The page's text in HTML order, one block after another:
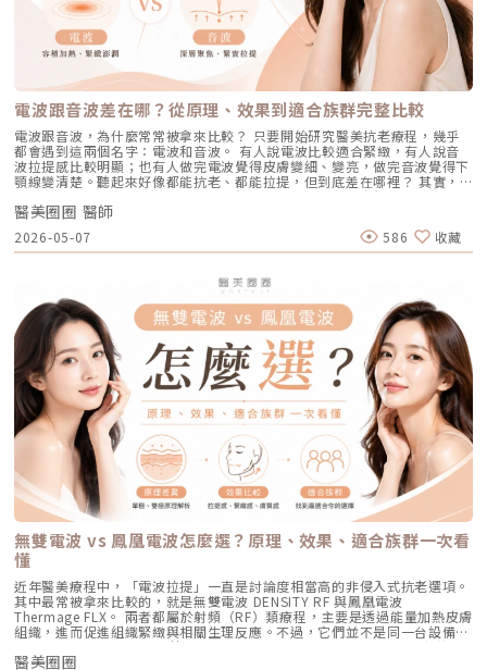
1726nm 波長針對的是「油脂」而非「黑色素」，因此適用於 Fitzpatrick
膚色分類的 I 到 VI 型（包含極深色肌膚），安全性極高。AviClear 戰痘雷
射 常見 QA 總整理在決定進行療程前，大家心中難免還有一些疑問。我們
整理了討論度最高的幾個問題：Q1：打 AviClear 戰痘雷射會痛嗎？需要敷
麻藥嗎？A：疼痛度極低，多數患者甚至不需要敷麻藥！怕痛的人有福了！
AviClear 搭載了專利的「AviCool™ 藍寶石冷卻技術」，探頭在雷射擊發的
前、中、後都會持續為肌膚表面降溫。治療過程中，主要會感覺到探頭冰冰
涼涼的，伴隨輕微的溫熱感或是像被橡皮筋輕彈的感覺。相較於傳統雷射或
手工清粉刺的痛楚，整體舒適度大幅提升，輕鬆就能完成療程。Q2：我現
在正在吃口服 A 酸，可以打 AviClear 嗎？A：建議先與主治醫師討論。一
般來說，口服 A 酸會讓皮膚變得比較薄且脆弱。多數醫師會建議在停用口服
A 酸至少 1 到 3 個月後，讓皮膚屏障稍微恢復，再來進行雷射治療會比較
安全。Q3：如果我只有局部（例如下巴）長痘痘，可以只打局部嗎？A：通
常建議「全臉治療」效果最佳。皮脂腺是分佈在全臉的，雖然目前只有下巴
在發炎，但其他區域的皮脂腺可能也處於過度活躍的狀態。全臉均勻施打可
以達到整體控油、預防其他部位未來爆發的效果。當然，醫師在施打時，會
針對正在發炎的嚴重區域特別加強能量。Q4：三次療程結束後，一輩子都
幅萎縮皮脂腺，把出油量降到極低，讓長痘痘的機率降到最低。但人體是有
自我修復機制的，經過數年後，部分皮脂腺可能會慢慢恢復部分功能。此
外，極端的壓力、嚴重的賀爾蒙失調依然可能引發零星的痘痘。但整體來
說，膚況絕對會比治療前穩定非常多。許多人會選擇在 1 到 2 年後，將
AviClear 作為年度的「控油進廠保養」來施打一次。Q5：打完 AviClear 後
有修復期嗎？該怎麼保養？A：由於屬於「非侵入性」的安全療程，術後皮
膚最多只會有輕微的泛紅，通常在幾個小時到一天內就會自然消退，完全不
影響日常上班上課。術後的保養也非常簡單：只要做好「基礎保濕」與「確
實防曬」，並在術後一週內暫停使用美白、酸類或去角質等刺激性產品即
可。對於忙碌的現代人來說，是非常友善的午休醫美選擇。拿回肌膚的主導
權，抗痘不再是一場苦戰青春痘從來就不只是一個表面的皮膚問題，它更深
刻地牽動著個人的自信心與社交生活。過去，嚴重痘痘肌患者往往陷入兩
難：任憑痘痘反覆肆虐，或是無奈忍受口服藥物的強烈副作用。隨著 2026
年新一代抗痘武器AviClear 戰痘雷射（1726nm）問世，無疑為醫學美容界
與深受痘痘困擾的患者，提供了一個全新、安全且具備極長效性的無藥物解
答。它成功將抗痘戰場，從伴隨負擔的全身性藥物代謝，精準轉移至局部的
皮脂腺控制，從源頭阻斷致痘環境。如果你也厭倦了反覆擦藥、吃藥的無盡
輪迴，渴望重新擁有一張清爽、穩定、不易泛油光的健康臉龐，建議尋求專
業醫師進行完整的膚況評估。透過精準的雷射療程規劃，為自己預約一個遠
離痘疤與油光的全新未來！
度的保濕與抗氧化精華。適合誰：出油粉刺型毛孔、怕痛不敢打雷射、想作
為重要活動前的急救保養者。效果與特色：做完當下皮膚立刻感受到「會呼
吸」的潔淨感，毛孔因為髒污被清空並喝飽水，視覺上會立刻變得細緻，且
無恢復期。2. 光電雷射：皮秒雷射（搭配特殊透鏡）原理：皮秒雷射
（Pico Laser）是目前詢問度最高的縮毛孔療程。核心在於加上了「蜂巢透
鏡」或「聚焦透鏡」。這能在不破壞表皮的情況下，將雷射光束匯聚，在真
皮層產生「空泡效應（LIOB）」。這就像是在皮膚深層進行微小的破壞，
藉此喚醒肌膚的自癒機制，大量刺激膠原蛋白與彈力纖維新生，進而把毛孔
周圍的凹陷給「撐」起來。適合誰：輕中度的老化型毛孔、輕微淺層痘疤、
想同時改善膚色不均與暗沉的人。效果與特色：熱傷害小，術後通常只會紅
腫1~3天，幾乎不影響日常生活。是目前 CP 值極高的定期保養型雷射。3.
重度凹洞救星：UP雷射原理：如果是屬於嚴重的「疤痕/凹洞型毛孔」，皮
秒雷射可能不夠力，這時候就需要汽化型雷射上場。例如 UP雷射
（UltraPulse），它能將能量精準且極深地打入真皮層甚至皮下組織，切斷
硬化的纖維化疤痕組織，進行深層的肌膚重建。適合誰：嚴重的冰鑿型痘
疤、嚴重凹洞型毛孔粗大。效果與特色：效果非常強大且顯著，但相對的
「破壞力」也強。術後會有明顯的點狀結痂、流組織液，恢復期較長（約需
波 Exion、無限電波 Potenza）原理：結合了「微針」與「電波（RF）」
雙重優勢。透過極細的微針穿透表皮，在到達真皮層特定深度時瞬間釋放電
波熱能。這不僅能刺激膠原蛋白與彈力蛋白重組（改善老化型毛孔），微針
的物理性破壞與電波熱能，還能破壞過度活躍的皮脂腺（改善出油型毛
孔）。適合誰：混合型毛孔（又油又鬆弛）、肝斑體質不適合打高能量雷射
者、想全面提升膚質緊緻度的人。效果與特色：因為熱能在皮膚深層釋放，
表皮的熱傷害極小，退紅快（通常隔天即可上妝）。對於膚質的「整體優
化」有非常亮眼的表現。5. 物理性微創重建：得美微針筆（Dermapen）原
理：透過儀器上極細微的針頭，在肌膚表層每秒創造出1,920的微小穿刺通
道。這種「微破壞」能直接啟動肌膚天然的傷口癒合機制，刺激膠原蛋白與
彈力蛋白增生。更棒的是，這些微通道能像海綿一樣，大幅提升後續保養精
華（如生長因子、高濃度玻尿酸）的吸收率，達到加乘的養膚效果。適合族
群：老化型毛孔、淺層凹洞型毛孔、膚質粗糙者，以及對部分能量型療程較
為敏感、希望降低反黑風險的族群（實際仍需由醫師評估）。效果與特色：
因為沒有雷射或電波的「熱傷害」，所以術後照顧相對簡單，反黑機率極
低。做完後通常會有 1~3 天的微泛紅，能溫和改善膚質與毛孔細緻度的新
興療程。醫美療程怎麼選？重點大評比為了讓你更清楚怎麼挑選，我們整理
了五大主力療程的比較表：療程後的關鍵：醫美術後保養黃金法則許多人投
入療程本身，卻忽略術後照護的重要性，可能影響修復效果，甚至增加色素
沉澱風險。掌握以下三大原則，有助於穩定膚況並延續療程效果：1. 加強保
濕修護雷射或電波療程後，肌膚屏障暫時較為脆弱，容易出現乾燥與水分流
失。建議選擇成分單純、無香精與酒精的保濕與修護產品（如玻尿酸、神經
醯胺），協助維持肌膚修復所需的穩定環境。2. 落實防曬措施術後肌膚對紫
外線較為敏感，建議使用足夠防曬係數（如 SPF30–50 以上），並搭配帽
子、陽傘等物理性防曬，以降低色素沉澱的風險。3. 避免刺激性保養於恢復
期間內，應暫停使用酸類（如果酸、水楊酸）、A醇、去角質及高刺激性美
知的肝斑。四、發炎後色素沉澱（PIH）痘痘、皮膚受傷、過度刺激後，都
可能留下深淺不一的色沉。以上原因造成斑點呈現不同的「深度」「密度」
與「分布」，也使除斑變得不再只是把黑色素擊散這麼簡單。只要能量不
足，改善有限；能量過強，又可能刺激皮膚，造成修復期延長、色素反應，
甚至讓斑點反覆出現。也因為色素問題本身複雜，傳統除斑療程才會讓人覺
得「效果不一定穩定」。要真正提高治療的成功率，關鍵就在於是否能更精
準、穩定地處理不同深度的黑色素，同時降低熱傷害。什麼是 Reepot AI時
光雷射？從技術重新理解除斑Reepot AI時光雷射是一款以 532 nm 綠光為
基礎，並結合 AI 影像分析的智慧型色素雷射，已通過美國 FDA、韓國
KFDA 與台灣 TFDA 核可。它的設計目的，是讓除斑治療更精準、更安全，
也更符合亞洲膚質對低熱傷害的需求。透過AI智慧影像掃描技術，系統能先
辨識斑點的深度與分布，使能量設定更具科學依據。在治療作用上，
Reepot 搭載超低溫冷卻機制，能在能量擊發的同時以低溫保護皮膚，降低
紅腫與熱刺激。其能量原理以機械式震動分散黑色素為主，而非單純依賴高
熱破壞，因此對周邊組織更溫和。簡單來說，它讓除斑從過去較不穩定的模
式，提升為更可控、恢復期更短的療程設計。Reepot 三大核心技術：讓除
斑更精準、安全、穩定在眾多除斑雷射中，Reepot 之所以被視為新一代的
術，不只是把能量打在斑點上，而是以更科學、更安全的方式處理色素問
題。AutoDerm 智慧影像分析系統在正式治療前，系統會先掃描肌膚，辨識
每一處斑點的分布、深度與範圍。這讓醫師不再只依賴肉眼判斷，而是能透
過影像資訊調整能量，讓治療更客製化、也更一致。對於斑點多、深淺不一
或分布不規則的人來說，這項技術能有效提升治療的精準度。CPTL 超冷卻
保護除斑過程中最令人擔心的副作用之一，就是因熱能過高造成紅腫、脫
皮，甚至反黑。CPTL 的作用是在雷射擊發的同時迅速降溫，使肌膚保持在
低溫狀態，避免熱能向周圍擴散。皮膚被冷保護包覆後，不僅治療時更舒
適，也能減少後續的發炎反應，讓整體修復期縮短許多。VSLS色素冷剝離
技術在 532 奈米波長下，Reepot 的能量並非以高熱燒灼黑色素，而是以機
械式的震動作用使色素顆粒鬆動、分離，再交由身體自然代謝。這項機制能
同時保護真皮層的血管結構，減少對健康組織的影響，讓整個治療更溫和，
也降低出現過度刺激或色素反應的可能性。透過這三項核心技術的搭配，
Reepot 不只是單純「把斑點打掉」，而是以更安全、更穩定的方式改善色
素問題，也更符合現代人對於恢復期短、風險低的期待。Reepot 為何能將
斑點一撕即除？人工皮代謝讓改善更有感為什麼 Reepot 能做到治療後「撕
除人工皮時同步帶走斑點」？這與它的能量作用與術後設計密切相關。
Reepot 透過 532 nm 能量搭配冷剝離技術，使表層黑色素逐漸被帶向角質
層；治療後覆蓋的人工皮則提供穩定、封閉式的修復環境，讓色素在代謝期
間被更完整地固定在表皮。當人工皮在回診時由專業人員取下，老化角質連
同部分色素會一併脫落，因此能呈現出「一撕即除」的改善效果。以冷卻保
護與機械式震動相結合的方式，讓斑點代謝更有感，也讓治療成果更直觀。
誰適合做 Reepot？讓你一眼就能找到自己的定位Reepot 特別適合以下肌
膚需求： 曬斑、雀斑、老人斑、顴骨母斑 膚色暗沉不均，看起來不夠乾淨
做過除斑，但怕反黑、怕紅腫 希望治療後恢復期短、隔天能上班 膚質偏薄
或偏敏感，不敢嘗試侵略性太高的治療Reepot AI時光雷射的效果：一次能
電波跟音波差在哪？從原理、效果到適合族群完整比較
電波跟音波，為什麼常常被拿來比較？ 只要開始研究醫美抗老療程，幾乎
都會遇到這兩個名字：電波和音波。 有人說電波比較適合緊緻，有人說音
波拉提感比較明顯；也有人做完電波覺得皮膚變細、變亮，做完音波覺得下
顎線變清楚。聽起來好像都能抗老、都能拉提，但到底差在哪裡？ 其實，
電波和音波最大的差別，不是「哪一個比較厲害」，而是它們使用的能量不
同、作用的層次不同，適合處理的老化問題也不同。 簡單來說： 電波偏向
改善皮膚的鬆、細紋、膚質與緊緻度。 音波偏向改善輪廓的垂、嘴邊肉、
下顎線與深層支撐。 例如：如果把臉比喻成一棟房子，電波比較像是在整
理牆面，讓表面變得更平整、更緊；音波則比較像是在加強地基與支撐結
拉提使用的是 RF 射頻能量。RF 是 Radiofrequency 的縮寫。原理是透過
射頻能量在皮膚組織中產生熱能，讓膠原蛋白受熱收縮，並啟動後續的膠原
蛋白新生與重組。很多人一聽到「加熱」會覺得很抽象，電波不是只打一個
點，而是讓一段皮膚組織被均勻加熱。當皮膚裡的膠原纖維遇到適當熱能，
就像鬆掉的彈力網被重新收緊，視覺上會有比較緊、平整的感覺。所以電波
常見的效果感受包括：皮膚變緊、細紋變淡、毛孔視覺變細緻、臉部鬆弛感
改善、膚質變得比較平滑。也因為電波比較強調「皮膚緊緻」和「膚質改
善」，所以如果困擾的是臉看起來鬆鬆的、眼周或嘴邊有細紋、臉頰摸起來
不夠緊實，電波通常會是可以評估的方向。但要注意，電波不是做完就立刻
變成另一張臉。效果通常會分成兩個階段：一部分人會先感覺皮膚有收緊
感，後續則會隨著膠原蛋白慢慢新生，讓緊緻度逐漸出現。音波是什麼？重
點在聚焦超音波與深層拉提音波拉提使用的是 聚焦式超音波能量，常見名
稱包含 HIFU、MFU 或 MFU-V。它的特色是可以把能量聚焦到皮膚深層，形
成一個個熱凝結點，刺激組織收縮與膠原蛋白新生。部分音波療程可透過不
同深度探頭，將能量作用到接近深層支撐結構的位置，例如常被討論的
SMAS 筋膜層。SMAS 是臉部支撐結構的一部分，傳統拉皮手術也會處理這
個層次。音波的概念，就是透過非侵入式方式，把能量送到較深層的支撐結
構，幫助輪廓往上拉。所以音波常見的效果感受包括：下顎線變清楚、嘴邊
肉改善、臉部線條變順、雙下巴或下半臉鬆垂感變少。如果你的困擾不是細
紋，而是「臉往下掉」、「輪廓線越來越模糊」、「拍照時下半臉變重」，
音波通常會比電波更貼近你的需求。不過音波也不是越深越好、越痛越有
效。不同部位需要不同探頭、不同深度與不同發數，醫師必須依照臉型、脂
肪厚度、骨架與皮膚狀況去規劃。打錯層次、能量過高或發數不合適，都可
能影響效果與安全性。電波、音波、傳統拉皮手術差異表 項目 電波拉提 音
波拉提 傳統拉皮手術 療程原理 使用RF射頻能量，透過熱能刺激膠原蛋白收
醫美圈圈 醫師
2026-05-07 586 收藏
無雙電波 vs 鳳凰電波怎麼選？原理、效果、適合族群一次看
懂
近年醫美療程中，「電波拉提」一直是討論度相當高的非侵入式抗老選項。
其中最常被拿來比較的，就是無雙電波 DENSITY RF 與鳳凰電波
Thermage FLX。 兩者都屬於射頻（RF）類療程，主要是透過能量加熱皮膚
組織，進而促進組織緊緻與相關生理反應。不過，它們並不是同一台設備，
也不只是名稱不同而已。 簡單來說： 鳳凰電波較常被用於輪廓緊緻與拉提
需求，屬於單極射頻應用的代表療程； 無雙電波則為結合單極與雙極射頻
醫美圈圈